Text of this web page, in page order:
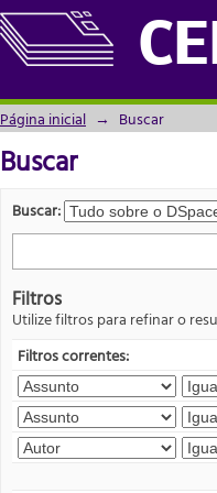
Buscar
Página inicial → Buscar
Buscar
Buscar:
Filtros
Utilize filtros para refinar o
Filtros correntes: